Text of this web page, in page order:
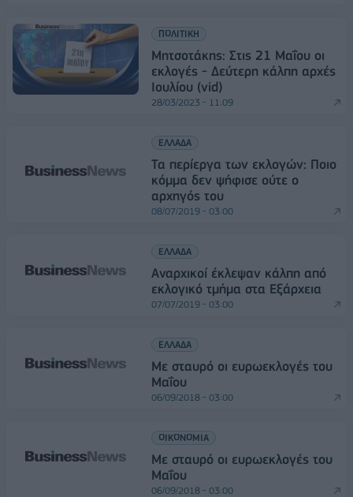
ΠΟΛΙΤΙΚΗ
Μητσοτάκης: Στις 21 Μαΐου οι
εκλογές - Δεύτερη κάλπη αρχές
Ιουλίου (vid)
28/03/2023 - 11:09
ΕΛΛΑΔΑ
Τα περίεργα των εκλογών: Ποιο
κόμμα δεν ψήφισε ούτε ο
αρχηγός του
08/07/2019 - 03:00
ΕΛΛΑΔΑ
Αναρχικοί έκλεψαν κάλπη από
εκλογικό τμήμα στα Εξάρχεια
07/07/2019 - 03:00
ΕΛΛΑΔΑ
Με σταυρό οι ευρωεκλογές του
Μαΐου
06/09/2018 - 03:00
ΟΙΚΟΝΟΜΙΑ
Με σταυρό οι ευρωεκλογές του
Μαΐου
06/09/2018 - 03:00